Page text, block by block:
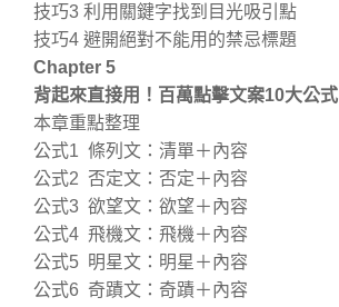
技巧3 利用關鍵字找到目光吸引點
技巧4 避開絕對不能用的禁忌標題
Chapter 5
背起來直接用！百萬點擊文案10大公式
本章重點整理
公式1 條列文：清單＋內容
公式2 否定文：否定＋內容
公式3 欲望文：欲望＋內容
公式4 飛機文：飛機＋內容
公式5 明星文：明星＋內容
公式6 奇蹟文：奇蹟＋內容